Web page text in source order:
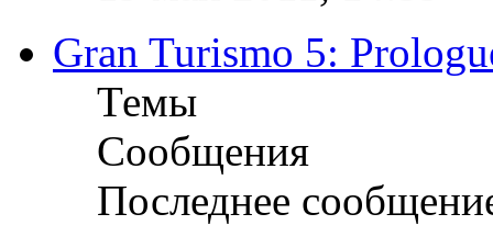
Gran Turismo 5:
Темы
Сообщения
Последнее